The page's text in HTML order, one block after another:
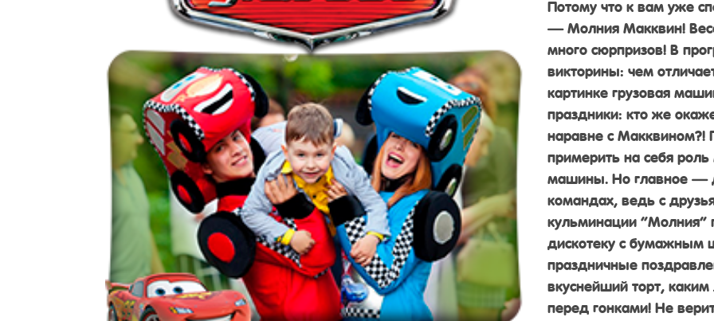
— Молния Макквин!
много сюрпризов! В
викторины: чем
картинке грузовая
праздники: кто же
наравне с Макквином?!
примерить на себя
машины. Но главное —
командах, ведь с
кульминации “Молния”
дискотеку с
праздничные
вкуснейший торт,
перед гонками! Не